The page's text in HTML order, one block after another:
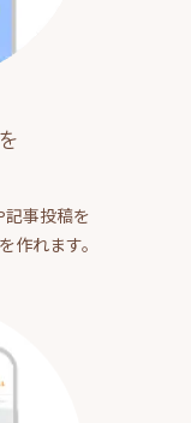
記事投稿を
作れます。